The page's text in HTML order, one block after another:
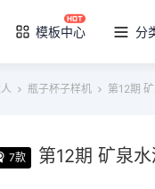
模板中心 分
瓶子杯子样机 第12期
7款 第12期 矿泉